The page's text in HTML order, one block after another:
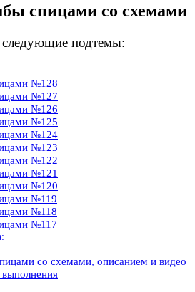
спицами со схемами
следующие подтемы:
№128
№127
№126
№125
№124
№123
№122
№121
№120
№119
№118
№117
со схемами, описанием и видео